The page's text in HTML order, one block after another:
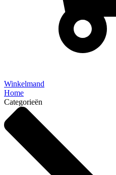
Winkelmand
Home
Categorieën